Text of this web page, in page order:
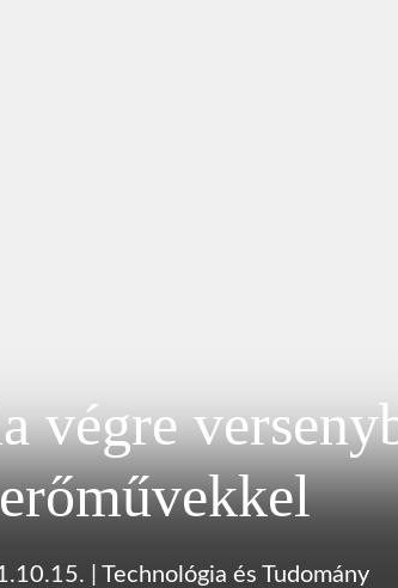
végre
Technológia és Tudomány